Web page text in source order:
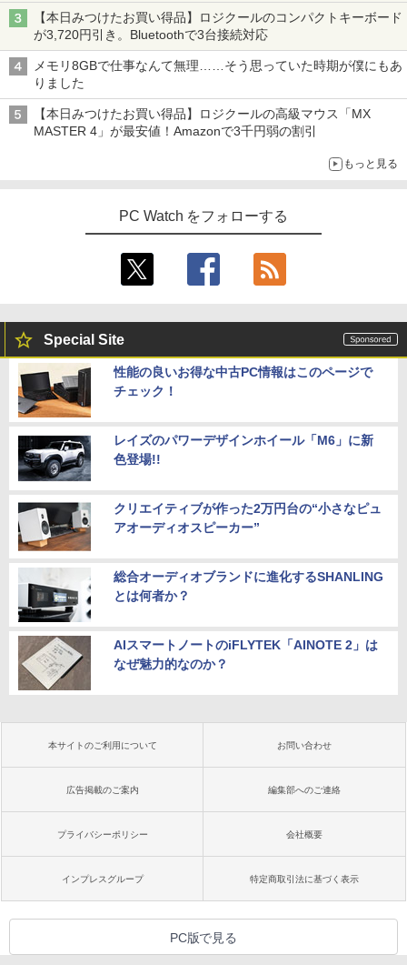
【本日みつけたお買い得品】ロジクールのコンパクトキーボード
が3,720円引き。Bluetoothで3台接続対応
メモリ8GBで仕事なんて無理……そう思っていた時期が僕にもあ
りました
【本日みつけたお買い得品】ロジクールの高級マウス「MX
MASTER 4」が最安値！Amazonで3千円弱の割引
もっと見る
PC Watch をフォローする
Special Site
性能の良いお得な中古PC情報はこのページで
チェック！
レイズのパワーデザインホイール「M6」に新
色登場!!
クリエイティブが作った2万円台の“小さなピュ
アオーディオスピーカー”
総合オーディオブランドに進化するSHANLING
とは何者か？
AIスマートノートのiFLYTEK「AINOTE 2」は
なぜ魅力的なのか？
本サイトのご利用について お問い合わせ
広告掲載のご案内 編集部へのご連絡
プライバシーポリシー 会社概要
インプレスグループ 特定商取引法に基づく表示
PC版で見る